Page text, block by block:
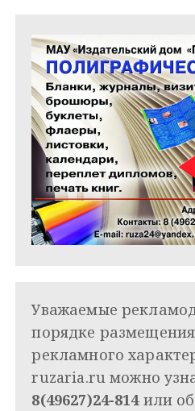
Уважаемые
порядке
рекламного
ruzaria.ru можно
8(49627)24-814или